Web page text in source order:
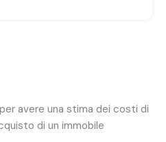
avere una stima dei costi di
di un immobile